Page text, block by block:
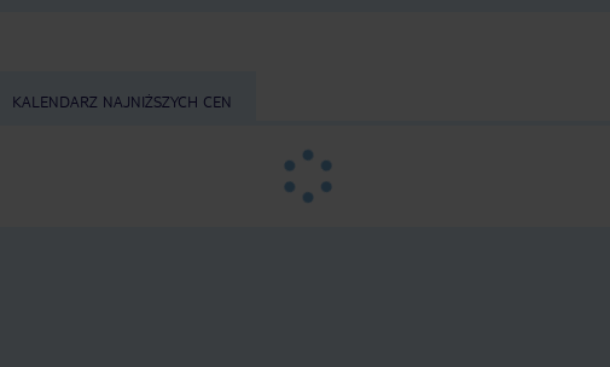
KALENDARZ NAJNIŻSZYCH CEN